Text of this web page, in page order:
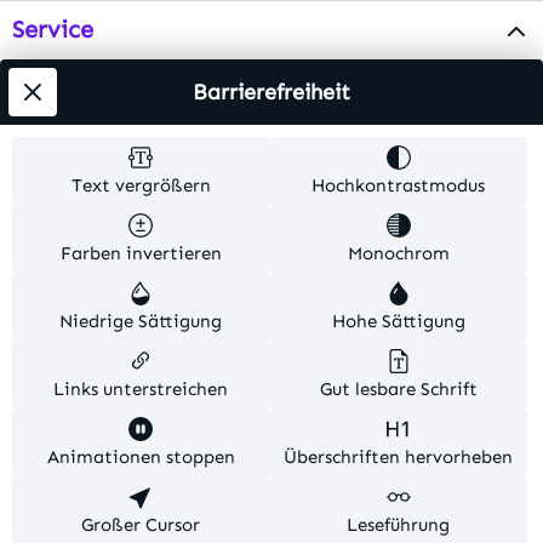
Service
Info
Alle Preise inkl. gesetzl. Mehrwertsteuer zzgl.
Versandkosten . Alle Artikelangaben sind
Herstellerangaben und ohne Gewähr.
© 2026 MKV24 – Alle Rechte vorbehalten. Theme by
TC-Innovations
Text vergrößern Hochkontrastmodus
Farben invertieren Monochrom
Niedrige Sättigung Hohe Sättigung
Links unterstreichen Gut lesbare Schrift
Animationen stoppen Überschriften hervorheben
Großer Cursor Leseführung
Barrierefreiheit
Diese Website verwendet Cookies, um eine bestmögliche
Erfahrung bieten zu können.
Nur technisch notwendige
Konfigurieren